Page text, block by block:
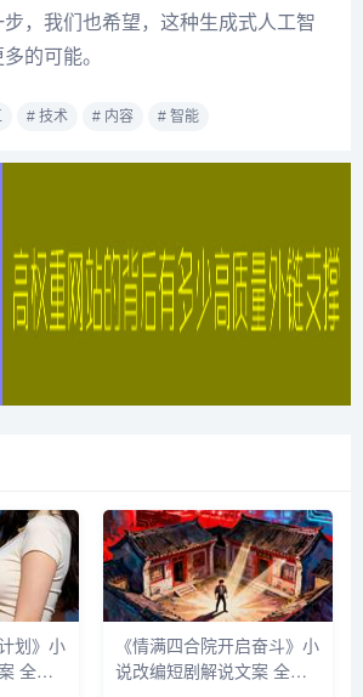
，我们也希望，这种生成式人工智
的可能。
# 技术 # 内容 # 智能
划》小
全网
《情满四合院开启奋斗》小
说改编短剧解说文案 全网